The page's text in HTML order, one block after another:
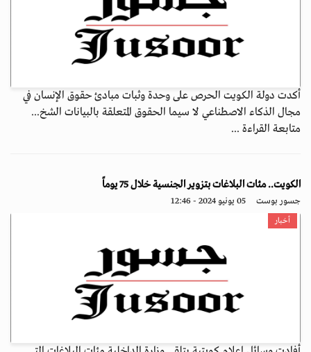
أكدت دولة الكويت الحرص على وحدة وثبات مبادئ حقوق الإنسان في
مجال الذكاء الاصطناعي لا سيما الحقوق المتعلقة بالبيانات الشخ...
متابعة القراءة ...
الكويت.. مئات البلاغات بتزوير الجنسية خلال 75 يوماً
جسور بوست 05 يونيو 2024 - 12:46
أخبار